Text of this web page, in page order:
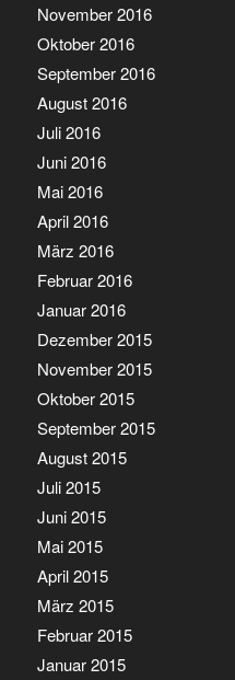
November 2016
Oktober 2016
September 2016
August 2016
Juli 2016
Juni 2016
Mai 2016
April 2016
März 2016
Februar 2016
Januar 2016
Dezember 2015
November 2015
Oktober 2015
September 2015
August 2015
Juli 2015
Juni 2015
Mai 2015
April 2015
März 2015
Februar 2015
Januar 2015